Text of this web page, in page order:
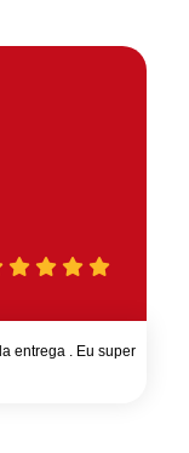
entrega . Eu super